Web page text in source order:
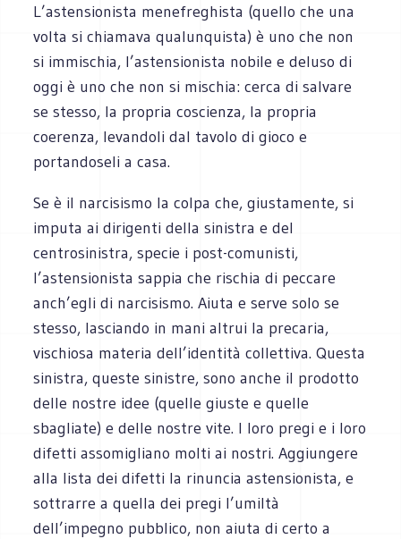
L’astensionista menefreghista (quello che una
volta si chiamava qualunquista) è uno che non
si immischia, l’astensionista nobile e deluso di
oggi è uno che non si mischia: cerca di salvare
se stesso, la propria coscienza, la propria
coerenza, levandoli dal tavolo di gioco e
portandoseli a casa.
Se è il narcisismo la colpa che, giustamente, si
imputa ai dirigenti della sinistra e del
centrosinistra, specie i post-comunisti,
l’astensionista sappia che rischia di peccare
anch’egli di narcisismo. Aiuta e serve solo se
stesso, lasciando in mani altrui la precaria,
vischiosa materia dell’identità collettiva. Questa
sinistra, queste sinistre, sono anche il prodotto
delle nostre idee (quelle giuste e quelle
sbagliate) e delle nostre vite. I loro pregi e i loro
difetti assomigliano molti ai nostri. Aggiungere
alla lista dei difetti la rinuncia astensionista, e
sottrarre a quella dei pregi l’umiltà
dell’impegno pubblico, non aiuta di certo a